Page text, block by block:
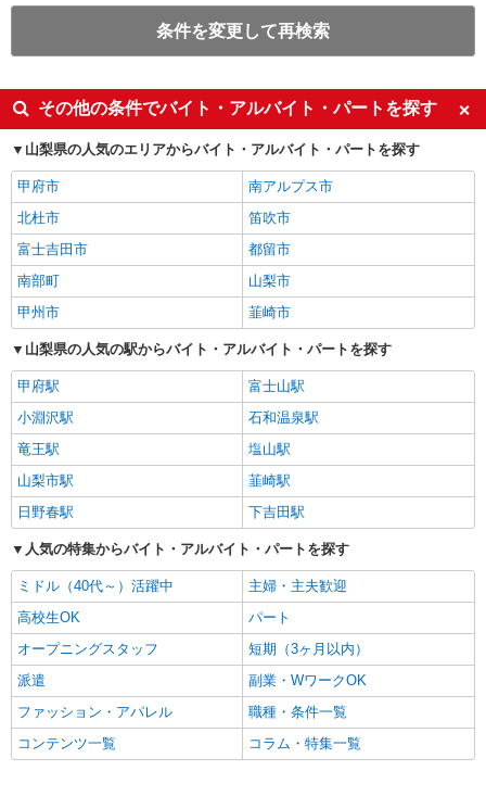
条件を変更して再検索
その他の条件でバイト・アルバイト・パートを探す
山梨県の人気のエリアからバイト・アルバイト・パートを探す
甲府市
南アルプス市
北杜市
笛吹市
富士吉田市
都留市
南部町
山梨市
甲州市
韮崎市
山梨県の人気の駅からバイト・アルバイト・パートを探す
甲府駅
富士山駅
小淵沢駅
石和温泉駅
竜王駅
塩山駅
山梨市駅
韮崎駅
日野春駅
下吉田駅
人気の特集からバイト・アルバイト・パートを探す
ミドル（40代～）活躍中
主婦・主夫歓迎
高校生OK
パート
オープニングスタッフ
短期（3ヶ月以内）
派遣
副業・WワークOK
ファッション・アパレル
職種・条件一覧
コンテンツ一覧
コラム・特集一覧